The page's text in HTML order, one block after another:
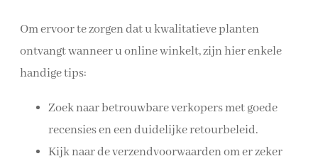
Om ervoor te zorgen dat u kwalitatieve planten
ontvangt wanneer u online winkelt, zijn hier enkele
handige tips:
Zoek naar betrouwbare verkopers met goede
recensies en een duidelijke retourbeleid.
Kijk naar de verzendvoorwaarden om er zeker